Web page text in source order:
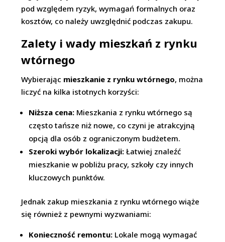
pod względem ryzyk, wymagań formalnych oraz
kosztów, co należy uwzględnić podczas zakupu.
Zalety i wady mieszkań z rynku
wtórnego
Wybierając mieszkanie z rynku wtórnego, można
liczyć na kilka istotnych korzyści:
Niższa cena: Mieszkania z rynku wtórnego są
często tańsze niż nowe, co czyni je atrakcyjną
opcją dla osób z ograniczonym budżetem.
Szeroki wybór lokalizacji: Łatwiej znaleźć
mieszkanie w pobliżu pracy, szkoły czy innych
kluczowych punktów.
Jednak zakup mieszkania z rynku wtórnego wiąże
się również z pewnymi wyzwaniami:
Konieczność remontu: Lokale mogą wymagać